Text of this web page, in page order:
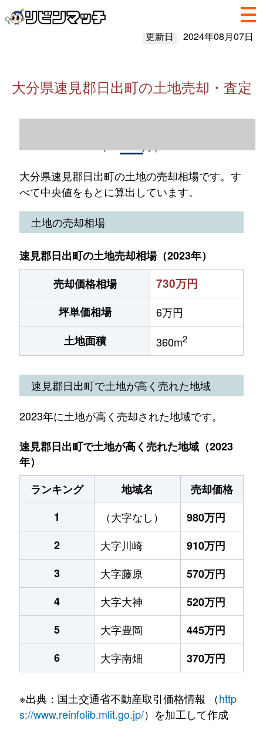
更新日 2024年08月07日
大分県速見郡日出町の土地売却・査定
大分県速見郡日出町の土地の売却相場です。す
べて中央値をもとに算出しています。
土地の売却相場
速見郡日出町の土地売却相場（2023年）
売却価格相場
730万円
坪単価相場
6万円
土地面積
360m2
速見郡日出町で土地が高く売れた地域
2023年に土地が高く売却された地域です。
速見郡日出町で土地が高く売れた地域（2023
年）
ランキング
地域名
売却価格
1
（大字なし）
980万円
2
大字川崎
910万円
3
大字藤原
570万円
4
大字大神
520万円
5
大字豊岡
445万円
6
大字南畑 370万円
※出典：国土交通省不動産取引価格情報 （http
s://www.reinfolib.mlit.go.jp/）を加工して作成